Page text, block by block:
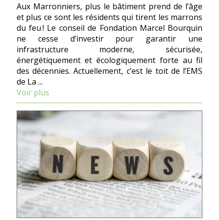
Aux Marronniers, plus le bâtiment prend de l’âge
et plus ce sont les résidents qui tirent les marrons
du feu ! Le conseil de Fondation Marcel Bourquin
ne cesse d’investir pour garantir une
infrastructure moderne, sécurisée,
énergétiquement et écologiquement forte au fil
des décennies. Actuellement, c’est le toit de l’EMS
de La ...
Voir plus